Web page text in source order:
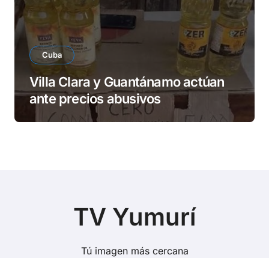
Cuba
Villa Clara y Guantánamo actúan
ante precios abusivos
TV Yumurí
Tú imagen más cercana